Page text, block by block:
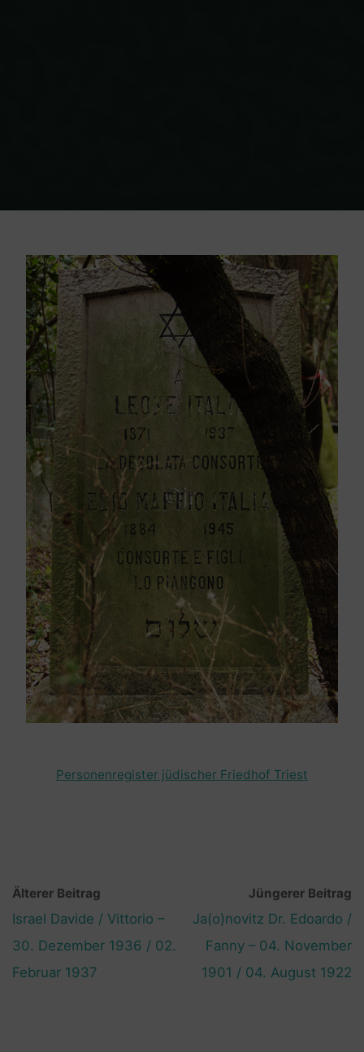
Personenregister jüdischer Friedhof Triest
Älterer Beitrag
Israel Davide / Vittorio –
30. Dezember 1936 / 02.
Februar 1937
Jüngerer Beitrag
Ja(o)novitz Dr. Edoardo /
Fanny – 04. November
1901 / 04. August 1922